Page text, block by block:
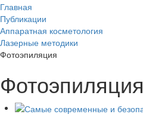
Главная
Публикации
Аппаратная косметология
Лазерные методики
Фотоэпиляция
Фотоэпиляция